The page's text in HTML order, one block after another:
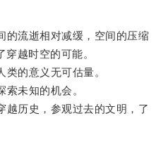
流逝相对减缓，空间的压缩
越时空的可能。
的意义无可估量。
未知的机会。
历史，参观过去的文明，了